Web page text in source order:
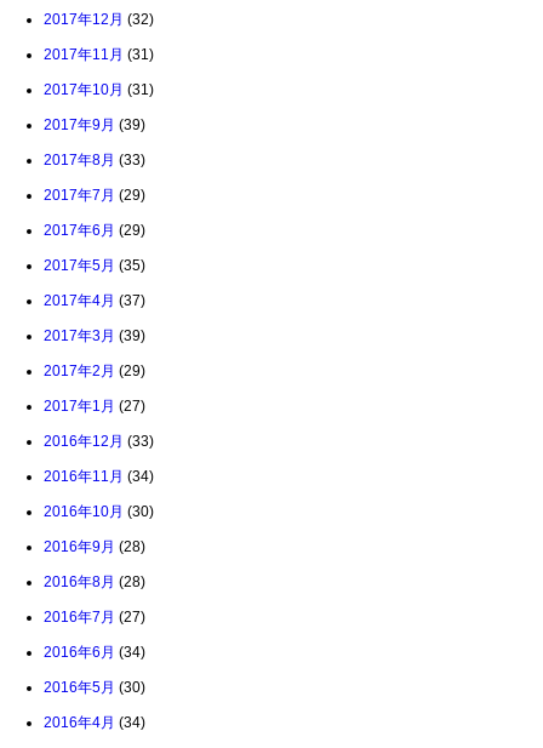
2017年12月 (32)
2017年11月 (31)
2017年10月 (31)
2017年9月 (39)
2017年8月 (33)
2017年7月 (29)
2017年6月 (29)
2017年5月 (35)
2017年4月 (37)
2017年3月 (39)
2017年2月 (29)
2017年1月 (27)
2016年12月 (33)
2016年11月 (34)
2016年10月 (30)
2016年9月 (28)
2016年8月 (28)
2016年7月 (27)
2016年6月 (34)
2016年5月 (30)
2016年4月 (34)